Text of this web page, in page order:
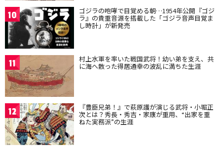
10 ゴジラの咆哮で目覚める朝…1954年公開『ゴジ
ラ』の貴重音源を搭載した「ゴジラ音声目覚ま
し時計」が新発売
11 村上水軍を率いた戦国武将！幼い弟を支え、共
に海へ散った得居通幸の波乱に満ちた生涯
12 『豊臣兄弟！』で萩原護が演じる武将・小堀正
次とは？秀長・秀吉・家康が重用、“出家を重
ねた実務派”の生涯